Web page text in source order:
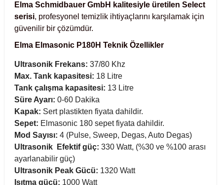
Elma Schmidbauer GmbH kalitesiyle üretilen Select
serisi, profesyonel temizlik ihtiyaçlarını karşılamak için
güvenilir bir çözümdür.
Elma Elmasonic P180H Teknik Özellikler
Ultrasonik Frekans: 37/80 Khz
Max. Tank kapasitesi: 18 Litre
Tank çalışma kapasitesi: 13 Litre
Süre Ayarı: 0-60 Dakika
Kapak: Sert plastikten fiyata dahildir.
Sepet: Elmasonic 180 sepet fiyata dahildir.
Mod Sayısı: 4 (Pulse, Sweep, Degas, Auto Degas)
Ultrasonik Efektif güç: 330 Watt, (%30 ve %100 arası
ayarlanabilir güç)
Ultrasonik Peak Gücü: 1320 Watt
Isıtma gücü: 1000 Watt